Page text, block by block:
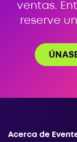
ventas.
reserve
Acerca de